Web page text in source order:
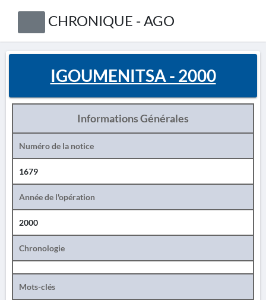
CHRONIQUE - AGO
IGOUMENITSA - 2000
Informations Générales
Numéro de la notice
1679
Année de l'opération
2000
Chronologie
Mots-clés